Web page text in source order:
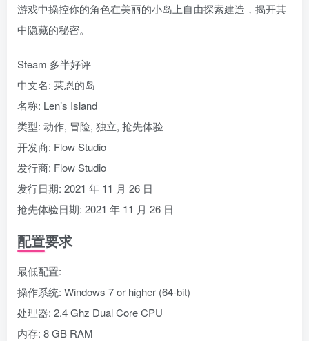
游戏中操控你的角色在美丽的小岛上自由探索建造，揭开其
中隐藏的秘密。
Steam 多半好评
中文名: 莱恩的岛
名称: Len’s Island
类型: 动作, 冒险, 独立, 抢先体验
开发商: Flow Studio
发行商: Flow Studio
发行日期: 2021 年 11 月 26 日
抢先体验日期: 2021 年 11 月 26 日
配置要求
最低配置:
操作系统: Windows 7 or higher (64-bit)
处理器: 2.4 Ghz Dual Core CPU
内存: 8 GB RAM